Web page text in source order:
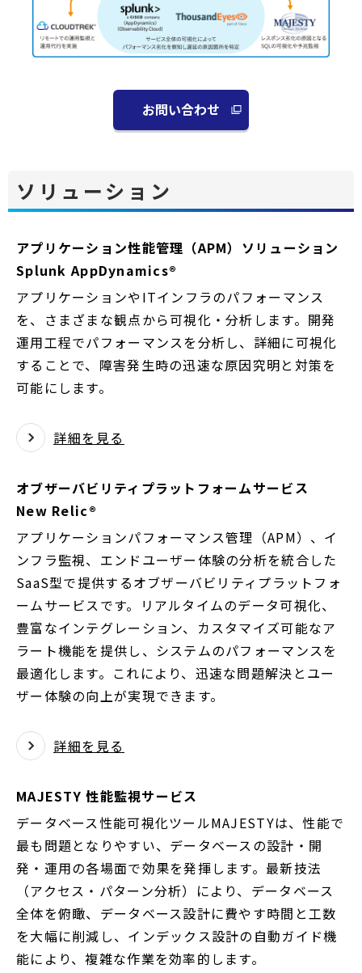
お問い合わせ 別
ウ
ウ
開
ソリューション
アプリケーション性能管理（APM）ソリューション
Splunk AppDynamics®
アプリケーションやITインフラのパフォーマンス
を、さまざまな観点から可視化・分析します。開発
運用工程でパフォーマンスを分析し、詳細に可視化
することで、障害発生時の迅速な原因究明と対策を
可能にします。
詳細を見る
オブザーバビリティプラットフォームサービス
New Relic®
アプリケーションパフォーマンス管理（APM）、イ
ンフラ監視、エンドユーザー体験の分析を統合した
SaaS型で提供するオブザーバビリティプラットフォ
ームサービスです。リアルタイムのデータ可視化、
豊富なインテグレーション、カスタマイズ可能なア
ラート機能を提供し、システムのパフォーマンスを
最適化します。これにより、迅速な問題解決とユー
ザー体験の向上が実現できます。
詳細を見る
MAJESTY 性能監視サービス
データベース性能可視化ツールMAJESTYは、性能で
最も問題となりやすい、データベースの設計・開
発・運用の各場面で効果を発揮します。最新技法
（アクセス・パターン分析）により、データベース
全体を俯瞰、データベース設計に費やす時間と工数
を大幅に削減し、インデックス設計の自動ガイド機
能により、複雑な作業を効率的します。